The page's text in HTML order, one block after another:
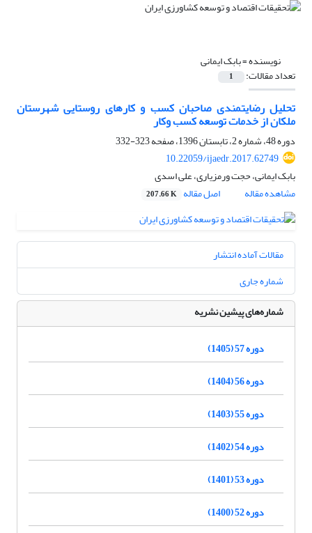
نویسنده =بابک ایمانی
تعداد مقالات: 1
تحلیل رضایت‏مندی صاحبان کسب و کارهای روستایی شهرستان
ملکان از خدمات توسعه کسب ‏وکار
دوره 48، شماره 2، تابستان 1396، صفحه
323-332
10.22059/ijaedr.2017.62749
بابک ایمانی، حجت ورمزیاری، علی اسدی
مشاهده مقاله
اصل مقاله 207.66 K
مقالات آماده انتشار
شماره جاری
شماره‌های پیشین نشریه
دوره 57 (1405)
دوره 56 (1404)
دوره 55 (1403)
دوره 54 (1402)
دوره 53 (1401)
دوره 52 (1400)